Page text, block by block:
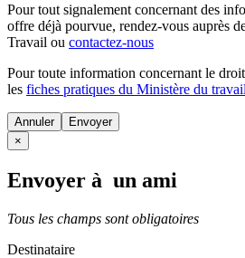
Pour tout signalement concernant des
offre déjà pourvue, rendez-vous auprès
Travail ou contactez-nous
Pour toute information concernant le
les fiches pratiques du Ministère du travail
Annuler
×
Envoyer à un ami
Tous les champs sont obligatoires
Destinataire